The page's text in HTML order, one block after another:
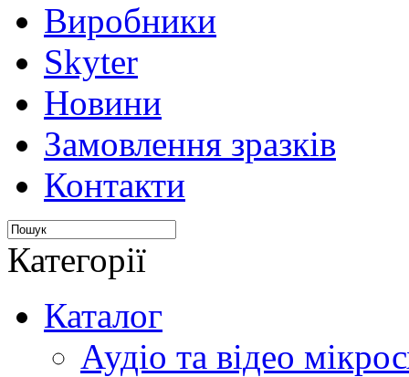
Виробники
Skyter
Новини
Замовлення зразків
Контакти
Категорії
Каталог
Аудіо та відео